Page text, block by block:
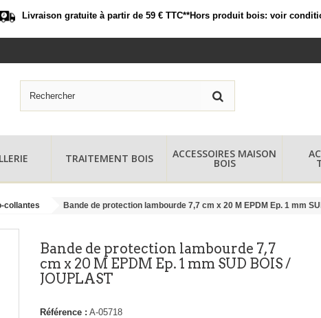
Livraison gratuite à partir de 59 € TTC**Hors produit bois: voir
TRAITEMENT BOIS ACCESSOIRES MAISON
BOIS
collantes Bande de protection lambourde 7,7 cm x 20 M EPDM Ep. 1 mm
Bande de protection lambourde 7,7
cm x 20 M EPDM Ep. 1 mm SUD BOIS /
JOUPLAST
Référence : A-05718